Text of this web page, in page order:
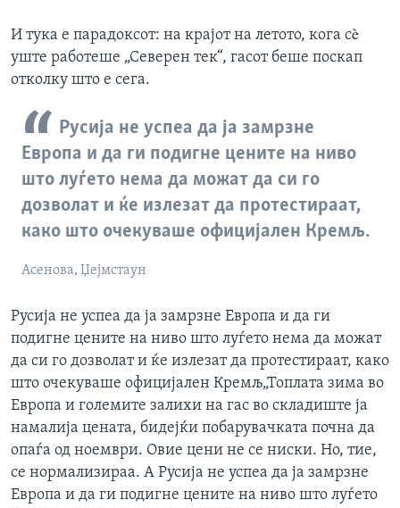
И тука е парадоксот: на крајот на летото, кога сè
уште работеше „Северен тек“, гасот беше поскап
отколку што е сега.
Русија не успеа да ја замрзне
Европа и да ги подигне цените на ниво
што луѓето нема да можат да си го
дозволат и ќе излезат да протестираат,
како што очекуваше официјален Кремљ.
Асенова, Џејмстаун
Русија не успеа да ја замрзне Европа и да ги
подигне цените на ниво што луѓето нема да можат
да си го дозволат и ќе излезат да протестираат, како
што очекуваше официјален Кремљ„Топлата зима во
Европа и големите залихи на гас во складиште ја
намалија цената, бидејќи побарувачката почна да
опаѓа од ноември. Овие цени не се ниски. Но, тие,
се нормализираа. А Русија не успеа да ја замрзне
Европа и да ги подигне цените на ниво што луѓето